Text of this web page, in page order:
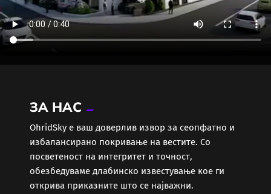
ЗА НАС
ОhridSky е ваш доверлив извор за сеопфатно и
избалансирано покривање на вестите. Со
посветеност на интегритет и точност,
обезбедуваме длабинско известување кое ги
открива приказните што се најважни.